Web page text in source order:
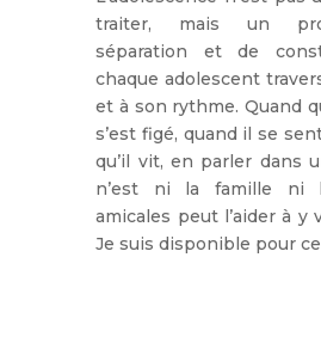
traiter, mais un
séparation et de
chaque adolescent
et à son rythme. Quand
s’est figé, quand il se
qu’il vit, en parler dans
n’est ni la famille ni
amicales peut l’aider à y
Je suis disponible pour